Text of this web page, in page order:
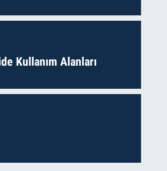
Kullanım Alanları